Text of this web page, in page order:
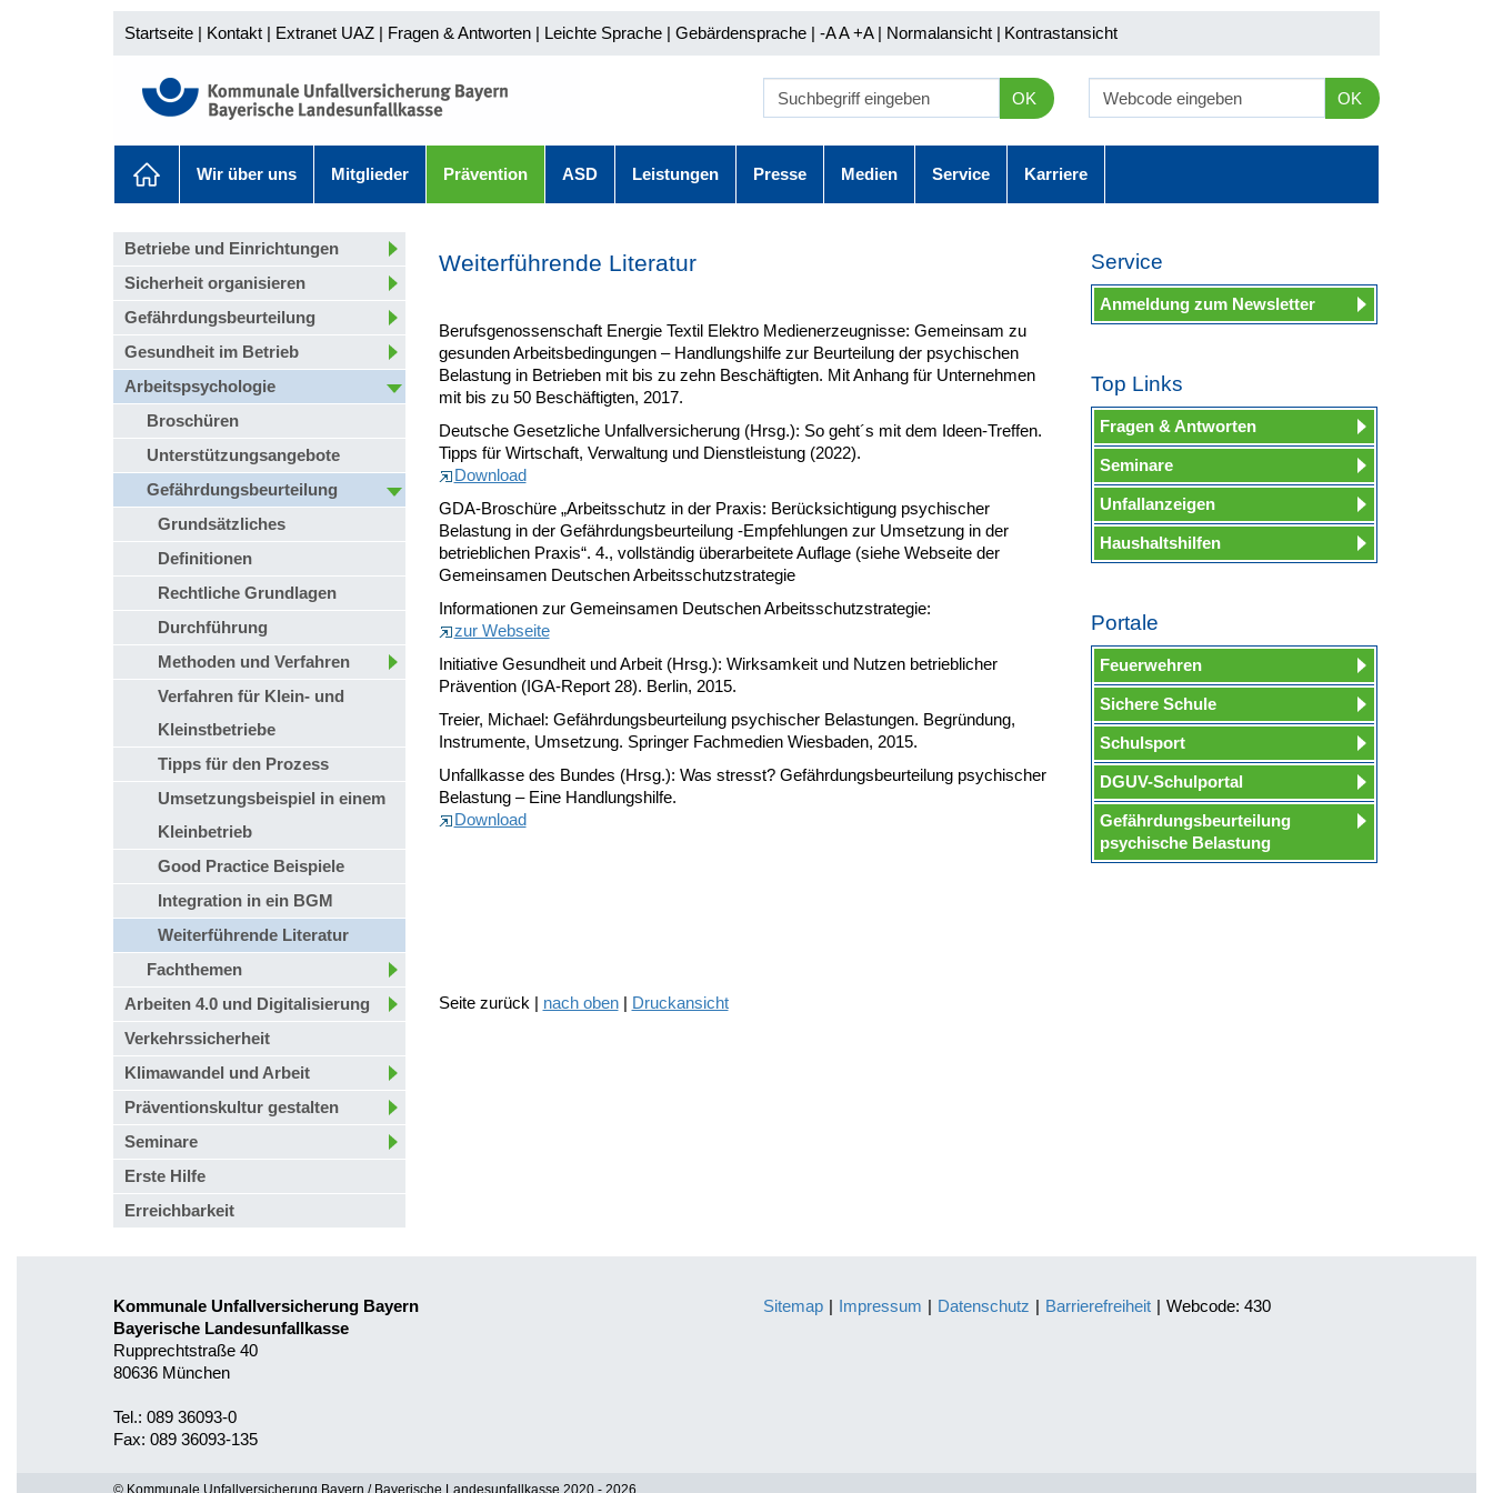
Startseite | Kontakt | Extranet UAZ | Fragen & Antworten | Leichte Sprache | Gebärdensprache | -A A+A | Normalansicht | Kontrastansicht
OK OK
Wir über uns Mitglieder Prävention ASD Leistungen Presse Medien Service Karriere
Betriebe und Einrichtungen
Sicherheit organisieren
Gefährdungsbeurteilung
Gesundheit im Betrieb
Arbeitspsychologie
Broschüren
Unterstützungsangebote
Gefährdungsbeurteilung
Grundsätzliches
Definitionen
Rechtliche Grundlagen
Durchführung
Methoden und Verfahren
Verfahren für Klein- und
Kleinstbetriebe
Tipps für den Prozess
Umsetzungsbeispiel in einem
Kleinbetrieb
Good Practice Beispiele
Integration in ein BGM
Weiterführende Literatur
Fachthemen
Arbeiten 4.0 und Digitalisierung
Verkehrssicherheit
Klimawandel und Arbeit
Präventionskultur gestalten
Seminare
Erste Hilfe
Erreichbarkeit
Weiterführende Literatur
Berufsgenossenschaft Energie Textil Elektro Medienerzeugnisse: Gemeinsam zu
gesunden Arbeitsbedingungen – Handlungshilfe zur Beurteilung der psychischen
Belastung in Betrieben mit bis zu zehn Beschäftigten. Mit Anhang für Unternehmen
mit bis zu 50 Beschäftigten, 2017.
Deutsche Gesetzliche Unfallversicherung (Hrsg.): So geht´s mit dem Ideen-Treffen.
Tipps für Wirtschaft, Verwaltung und Dienstleistung (2022).
Download
GDA-Broschüre „Arbeitsschutz in der Praxis: Berücksichtigung psychischer
Belastung in der Gefährdungsbeurteilung -Empfehlungen zur Umsetzung in der
betrieblichen Praxis“. 4., vollständig überarbeitete Auflage (siehe Webseite der
Gemeinsamen Deutschen Arbeitsschutzstrategie
Informationen zur Gemeinsamen Deutschen Arbeitsschutzstrategie:
zur Webseite
Initiative Gesundheit und Arbeit (Hrsg.): Wirksamkeit und Nutzen betrieblicher
Prävention (IGA-Report 28). Berlin, 2015.
Treier, Michael: Gefährdungsbeurteilung psychischer Belastungen. Begründung,
Instrumente, Umsetzung. Springer Fachmedien Wiesbaden, 2015.
Unfallkasse des Bundes (Hrsg.): Was stresst? Gefährdungsbeurteilung psychischer
Belastung – Eine Handlungshilfe.
Download
Seite zurück | nach oben| Druckansicht
Service
Anmeldung zum Newsletter
Top Links
Fragen & Antworten
Seminare
Unfallanzeigen
Haushaltshilfen
Portale
Feuerwehren
Sichere Schule
Schulsport
DGUV-Schulportal
Gefährdungsbeurteilung
psychische Belastung
Kommunale Unfallversicherung Bayern
Bayerische Landesunfallkasse
Rupprechtstraße 40
80636 München
Tel.: 089 36093-0
Fax: 089 36093-135
Sitemap | Impressum | Datenschutz | Barrierefreiheit | Webcode: 430
© Kommunale Unfallversicherung Bayern / Bayerische Landesunfallkasse 2020 - 2026